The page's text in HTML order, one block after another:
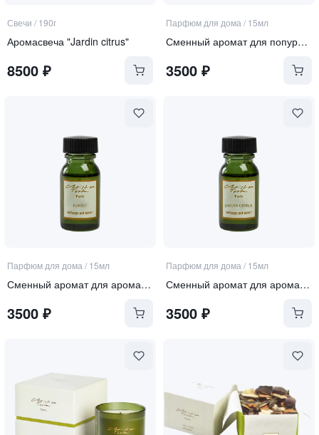
Свечи / 190г
Аромасвеча "Jardin citrus"
8500 ₽
Парфюм для дома / 15мл
Сменный аромат для попурри "Vert frais"
3500₽
Парфюм для дома / 15мл
Сменный аромат для аромапопурри "Forets"
3500 ₽
Парфюм для дома / 15мл
Сменный аромат для аромапопурри "Jardin citrus"
3500₽